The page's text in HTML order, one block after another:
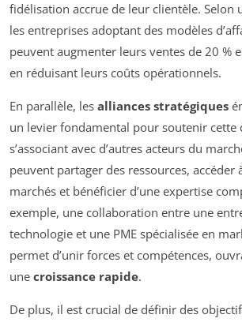
fidélisation accrue de leur clientèle. Selon
les entreprises adoptant des modèles
peuvent augmenter leurs ventes de 20 %
en réduisant leurs coûts opérationnels.
En parallèle, les alliances stratégiques
un levier fondamental pour soutenir cette
s’associant avec d’autres acteurs du
peuvent partager des ressources, accéder
marchés et bénéficier d’une expertise
exemple, une collaboration entre une
technologie et une PME spécialisée en
permet d’unir forces et compétences,
une croissance rapide.
De plus, il est crucial de définir des